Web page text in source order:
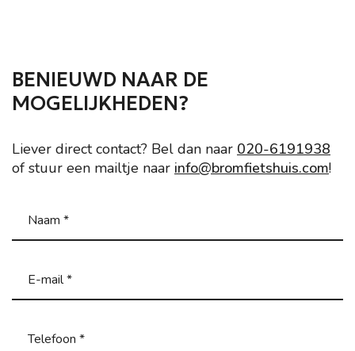
BENIEUWD NAAR DE
MOGELIJKHEDEN?
Liever direct contact? Bel dan naar 020-6191938
of stuur een mailtje naar info@bromfietshuis.com!